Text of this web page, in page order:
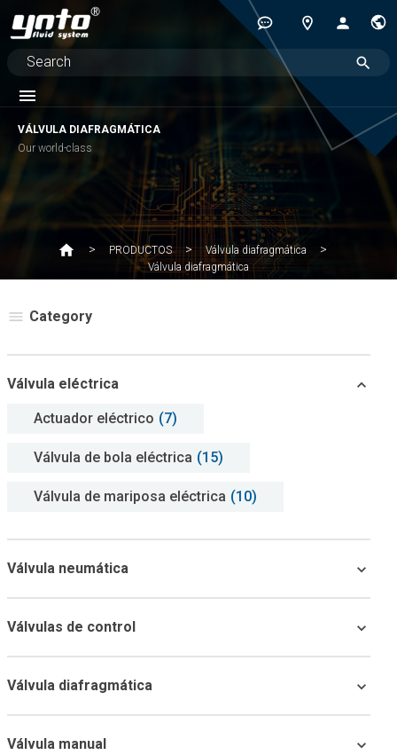
VÁLVULA DIAFRAGMÁTICA
Our world-class
PRODUCTOS
Válvula diafragmática
Válvula diafragmática
Category
Válvula eléctrica
Actuador eléctrico (7)
Válvula de bola eléctrica (15)
Válvula de mariposa eléctrica (10)
Válvula neumática
Válvulas de control
Válvula diafragmática
Válvula manual